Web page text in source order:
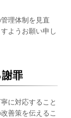
理体制を見直
ようお願い申し
罪
に対応すること
善策を伝えるこ